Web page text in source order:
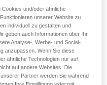
und/oder ähnliche
unserer Website zu
individuell zu gestalten und
geben auch Informationen über Ihr
Analyse-, Werbe- und Social-
anzupassen. Wenn Sie diese
ähnliche Technologien nur auf
auf andere Websites. Die
Partner werden Sie während